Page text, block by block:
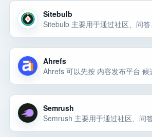
Sitebulb
Ahrefs
Semrush